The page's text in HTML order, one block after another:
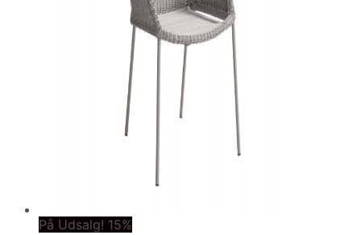
På Udsalg! 15%